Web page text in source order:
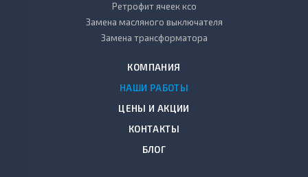
Ретрофит ячеек ксо
Замена масляного выключателя
Замена трансформатора
КОМПАНИЯ
НАШИ РАБОТЫ
ЦЕНЫ И АКЦИИ
КОНТАКТЫ
БЛОГ